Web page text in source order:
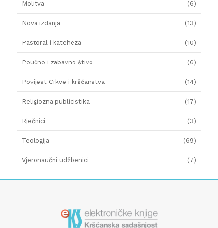
Molitva (6)
Nova izdanja (13)
Pastoral i kateheza (10)
Poučno i zabavno štivo (6)
Povijest Crkve i kršćanstva (14)
Religiozna publicistika (17)
Rječnici (3)
Teologija (69)
Vjeronaučni udžbenici (7)